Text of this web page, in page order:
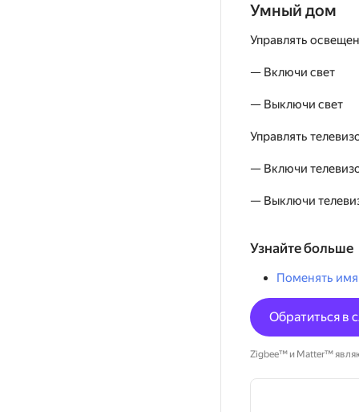
Умный дом
Управлять
— Включи свет
— Выключи свет
Управлять
— Включи
— Выключи
Узнайте больше
Поменять имя
Обратиться в
Zigbee™ и Matter™